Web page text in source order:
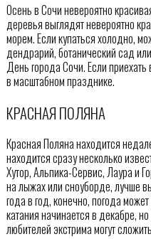
Осень в Сочи невероятно
деревья выглядят невероятно
морем. Если купаться холодно,
дендрарий, ботанический сад
День города Сочи. Если
в масштабном празднике.
КРАСНАЯ ПОЛЯНА
Красная Поляна находится
находится сразу несколько
Хутор, Альпика-Сервис, Лаура и
на лыжах или сноуборде, лучше
года в год, конечно, погода
катания начинается в декабре,
любителей экстрима могут